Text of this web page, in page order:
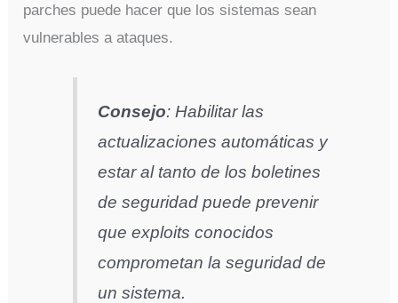
parches puede hacer que los sistemas sean
vulnerables a ataques.
Consejo: Habilitar las
actualizaciones automáticas y
estar al tanto de los boletines
de seguridad puede prevenir
que exploits conocidos
comprometan la seguridad de
un sistema.